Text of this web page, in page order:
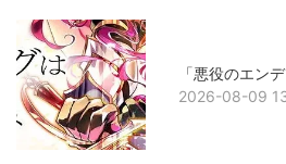
「悪役のエン
2026-08-09